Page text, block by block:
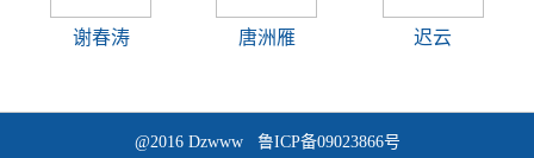
谢春涛 唐洲雁 迟云
@2016 Dzwww 鲁ICP备09023866号